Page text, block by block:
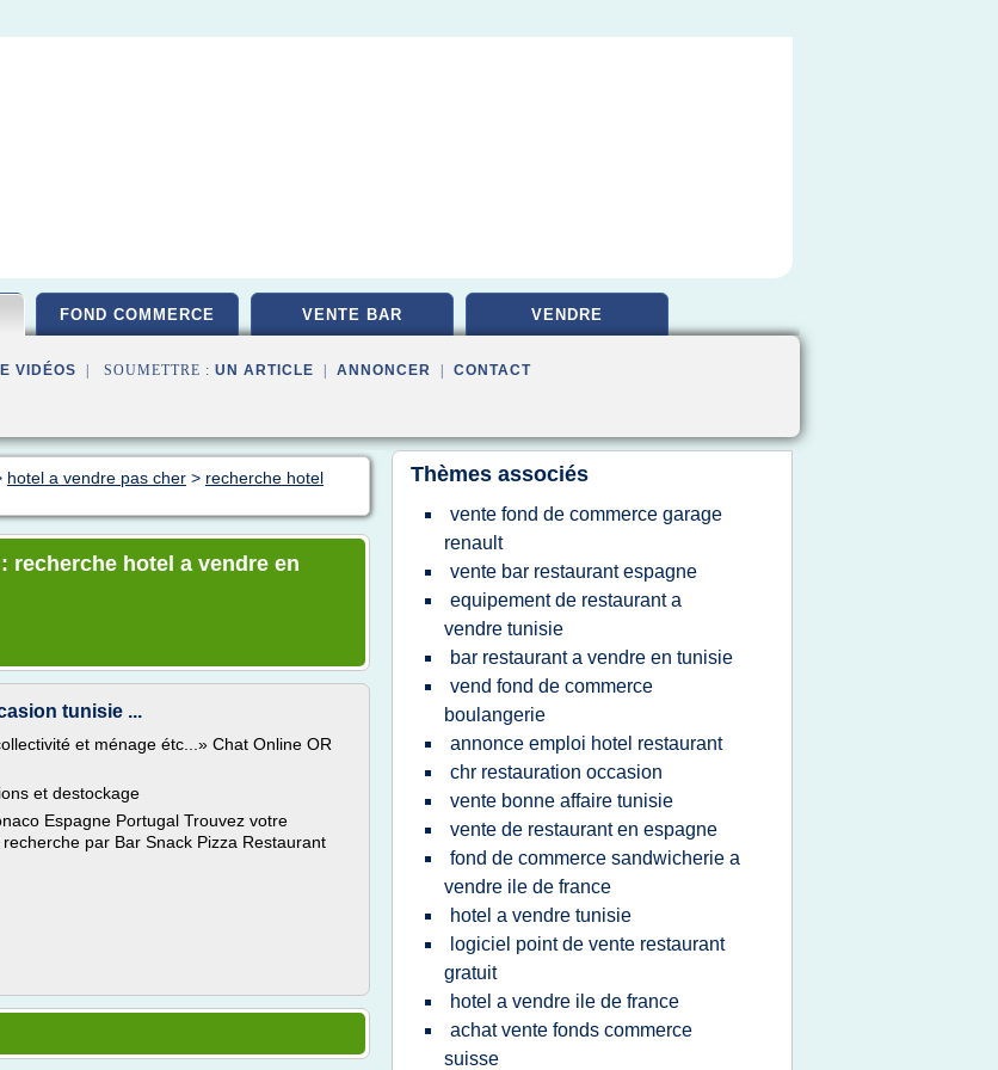
FOND COMMERCE VENTE BAR VENDRE
VIDÉOS | SOUMETTRE : UN ARTICLE ANNONCER CONTACT
hotel a vendre pas cher > recherche hotel
recherche hotel a vendre en
tunisie ...
et ménage étc...» Chat Online OR
et destockage
Espagne Portugal Trouvez votre
par Bar Snack Pizza Restaurant
Thèmes associés
vente fond de commerce garage
renault
vente bar restaurant espagne
equipement de restaurant a
vendre tunisie
bar restaurant a vendre en tunisie
vend fond de commerce
boulangerie
annonce emploi hotel restaurant
chr restauration occasion
vente bonne affaire tunisie
vente de restaurant en espagne
fond de commerce sandwicherie a
vendre ile de france
hotel a vendre tunisie
logiciel point de vente restaurant
gratuit
hotel a vendre ile de france
achat vente fonds commerce
suisse